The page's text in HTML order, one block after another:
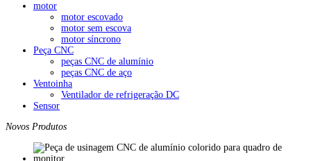
motor
motor escovado
motor sem escova
motor síncrono
Peça CNC
peças CNC de alumínio
peças CNC de aço
Ventoinha
Ventilador de refrigeração DC
Sensor
Novos Produtos